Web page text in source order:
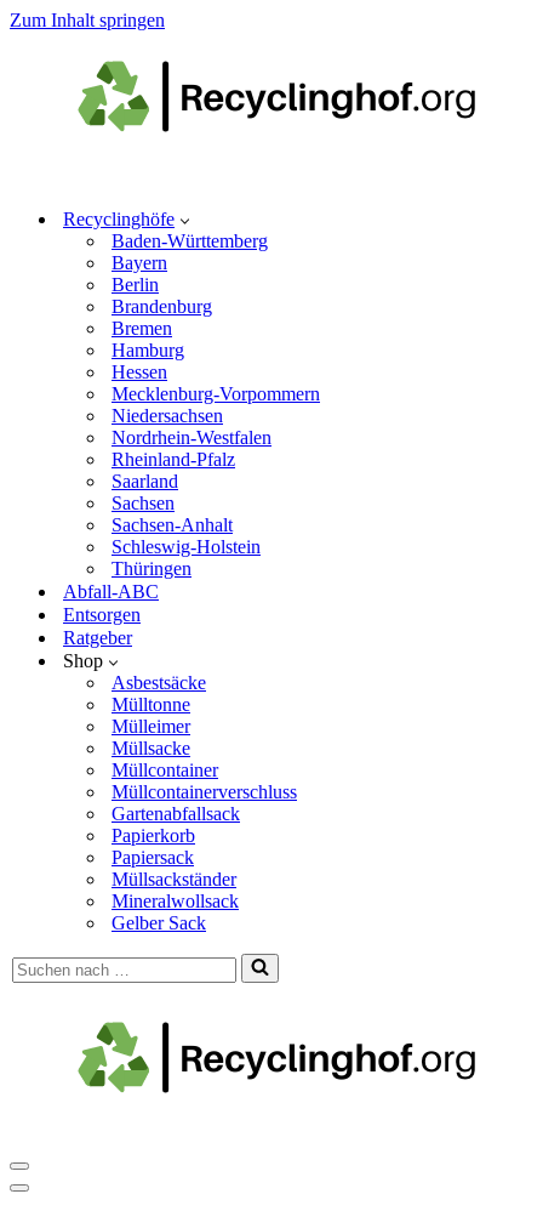
Zum Inhalt springen
Recyclinghöfe
Baden-Württemberg
Bayern
Berlin
Brandenburg
Bremen
Hamburg
Hessen
Mecklenburg-Vorpommern
Niedersachsen
Nordrhein-Westfalen
Rheinland-Pfalz
Saarland
Sachsen
Sachsen-Anhalt
Schleswig-Holstein
Thüringen
Abfall-ABC
Entsorgen
Ratgeber
Shop
Asbestsäcke
Mülltonne
Mülleimer
Müllsacke
Müllcontainer
Müllcontainerverschluss
Gartenabfallsack
Papierkorb
Papiersack
Müllsackständer
Mineralwollsack
Gelber Sack
Suchen
nach …
Navigationsmenü
Navigationsmenü